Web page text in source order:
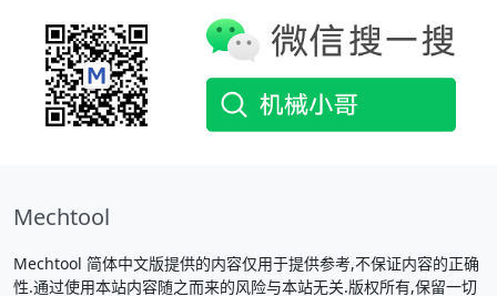
Mechtool
Mechtool 简体中文版提供的内容仅用于提供参考,不保证内容的正确
性.通过使用本站内容随之而来的风险与本站无关.版权所有,保留一切